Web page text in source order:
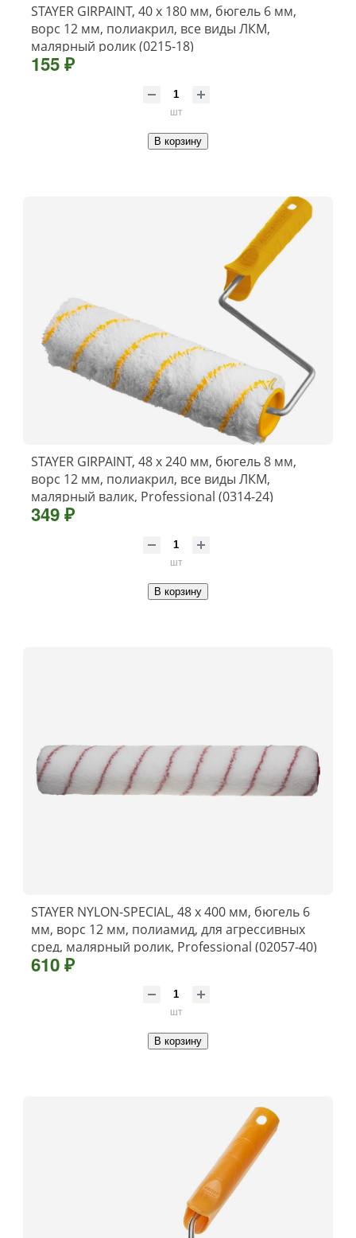
STAYER GIRPAINT, 40 х 180 мм, бюгель 6 мм,
ворс 12 мм, полиакрил, все виды ЛКМ,
малярный ролик (0215-18)
155 ₽
шт
В корзину
STAYER GIRPAINT, 48 х 240 мм, бюгель 8 мм,
ворс 12 мм, полиакрил, все виды ЛКМ,
малярный валик, Professional (0314-24)
349 ₽
шт
В корзину
STAYER NYLON-SPECIAL, 48 х 400 мм, бюгель 6
мм, ворс 12 мм, полиамид, для агрессивных
сред, малярный ролик, Professional (02057-40)
610 ₽
шт
В корзину